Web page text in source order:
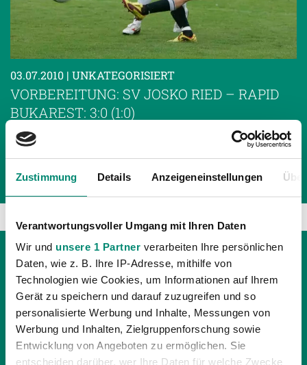
Zustimmung Details Anzeigeneinstellungen
Verantwortungsvoller Umgang mit Ihren Daten
Wir und unsere 1 Partner verarbeiten Ihre persönlichen
Daten, wie z. B. Ihre IP-Adresse, mithilfe von
Technologien wie Cookies, um Informationen auf Ihrem
Gerät zu speichern und darauf zuzugreifen und so
personalisierte Werbung und Inhalte, Messungen von
Werbung und Inhalten, Zielgruppenforschung sowie
Entwicklung von Angeboten zu ermöglichen. Sie
entscheiden darüber, wer Ihre Daten für welche Zwecke
03.07.2010 | UNKATEGORISIERT
VORBEREITUNG: SV JOSKO RIED – RAPID
BUKAREST: 3:0 (1:0)
Gegen Rapid Bukarest - dem 7. der abgelaufenen
rumänischen Meisterschaft - spielte die SV Josko Ried
den vierten Test in Serie ohne Gegentreffer!